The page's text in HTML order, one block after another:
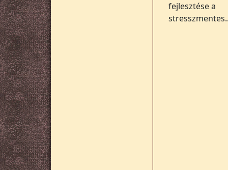
fejlesztése a